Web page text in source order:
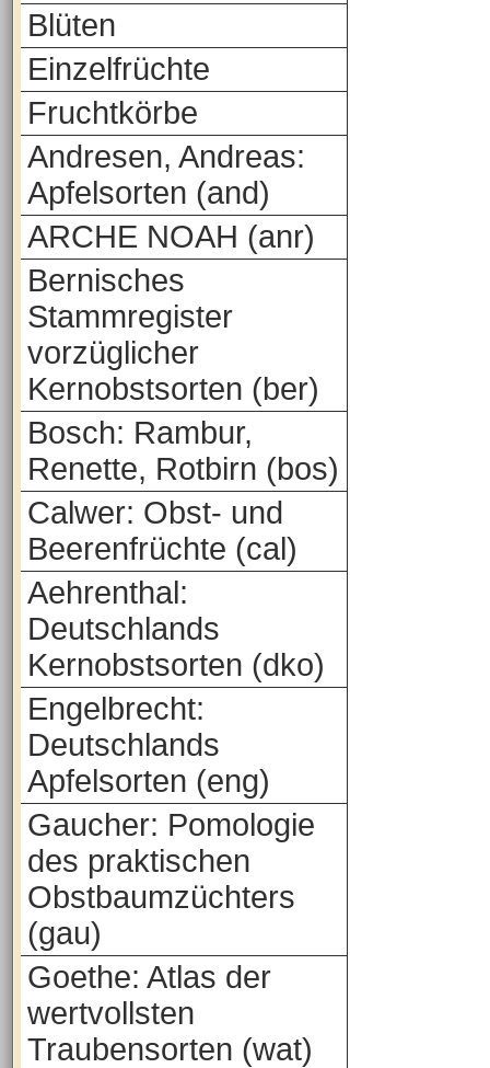
Blüten
Einzelfrüchte
Fruchtkörbe
Andresen, Andreas:
Apfelsorten (and)
ARCHE NOAH (anr)
Bernisches
Stammregister
vorzüglicher
Kernobstsorten (ber)
Bosch: Rambur,
Renette, Rotbirn (bos)
Calwer: Obst- und
Beerenfrüchte (cal)
Aehrenthal:
Deutschlands
Kernobstsorten (dko)
Engelbrecht:
Deutschlands
Apfelsorten (eng)
Gaucher: Pomologie
des praktischen
Obstbaumzüchters
(gau)
Goethe: Atlas der
wertvollsten
Traubensorten (wat)